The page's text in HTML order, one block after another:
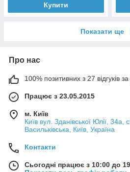
Купити
Показати ще
Про нас
100% позитивних з 27 відгуків за
Працює з 23.05.2015
м. Київ
Київ вул. Зданівської Юлії, 34а,
Васильківська, Київ, Україна
Контакти
Сьогодні працює з 10:00 до